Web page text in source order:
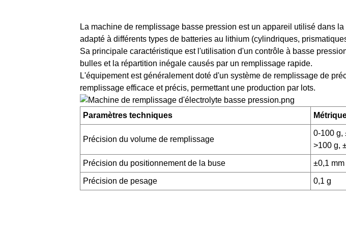
La machine de remplissage basse pression est un appareil utilisé dans
adapté à différents types de batteries au lithium (cylindriques,
Sa principale caractéristique est l'utilisation d'un contrôle à basse
bulles et la répartition inégale causés par un remplissage rapide.
L'équipement est généralement doté d'un système de remplissage de
remplissage efficace et précis, permettant une production par lots.
Paramètres techniques
Précision du volume de remplissage
0-100 g,
>100 g,
Précision du positionnement de la buse ±0,1 mm
Précision de pesage 0,1 g